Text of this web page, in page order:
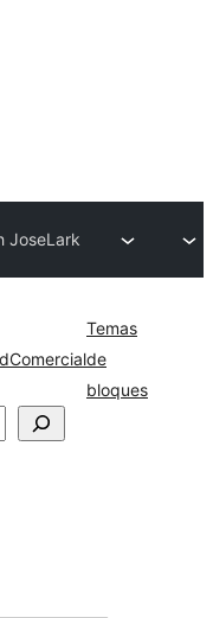
JoseLark
Comercial
Temas
de
bloques